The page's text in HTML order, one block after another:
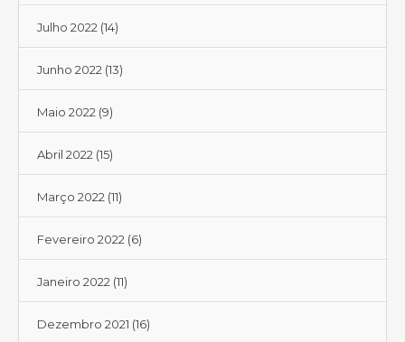
Julho 2022 (14)
Junho 2022 (13)
Maio 2022 (9)
Abril 2022 (15)
Março 2022 (11)
Fevereiro 2022 (6)
Janeiro 2022 (11)
Dezembro 2021 (16)